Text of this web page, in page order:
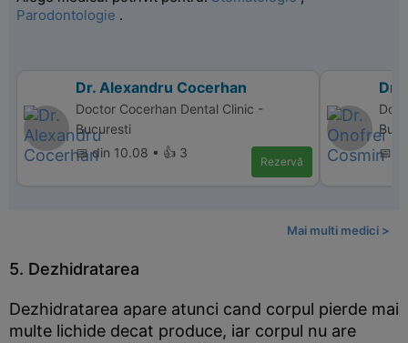
Parodontologie .
Dr. Alexandru Cocerhan
Doctor Cocerhan Dental Clinic -
Bucuresti
📅 din 10.08 • 👍 3
Rezervă
Dr.
📅
Mai multi medici >
5. Dezhidratarea
Dezhidratarea apare atunci cand corpul pierde mai
multe lichide decat produce, iar corpul nu are